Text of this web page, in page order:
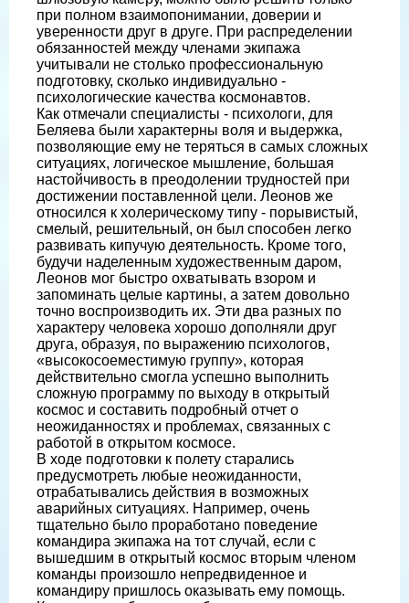
при полном взаимопонимании, доверии и
уверенности друг в друге. При распределении
обязанностей между членами экипажа
учитывали не столько профессиональную
подготовку, сколько индивидуально -
психологические качества космонавтов.
Как отмечали специалисты - психологи, для
Беляева были характерны воля и выдержка,
позволяющие ему не теряться в самых сложных
ситуациях, логическое мышление, большая
настойчивость в преодолении трудностей при
достижении поставленной цели. Леонов же
относился к холерическому типу - порывистый,
смелый, решительный, он был способен легко
развивать кипучую деятельность. Кроме того,
будучи наделенным художественным даром,
Леонов мог быстро охватывать взором и
запоминать целые картины, а затем довольно
точно воспроизводить их. Эти два разных по
характеру человека хорошо дополняли друг
друга, образуя, по выражению психологов,
«высокосоеместимую группу», которая
действительно смогла успешно выполнить
сложную программу по выходу в открытый
космос и составить подробный отчет о
неожиданностях и проблемах, связанных с
работой в открытом космосе.
В ходе подготовки к полету старались
предусмотреть любые неожиданности,
отрабатывались действия в возможных
аварийных ситуациях. Например, очень
тщательно было проработано поведение
командира экипажа на тот случай, если с
вышедшим в открытый космос вторым членом
команды произошло непредвиденное и
командиру пришлось оказывать ему помощь.